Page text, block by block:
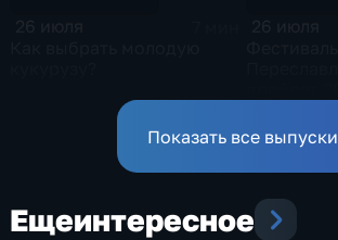
Показать все выпуски
Ещеинтересное